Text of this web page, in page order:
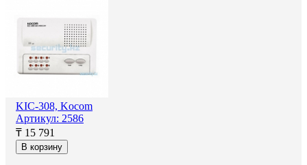
KIC-308, Kocom
Артикул: 2586
₸ 15 791
В корзину